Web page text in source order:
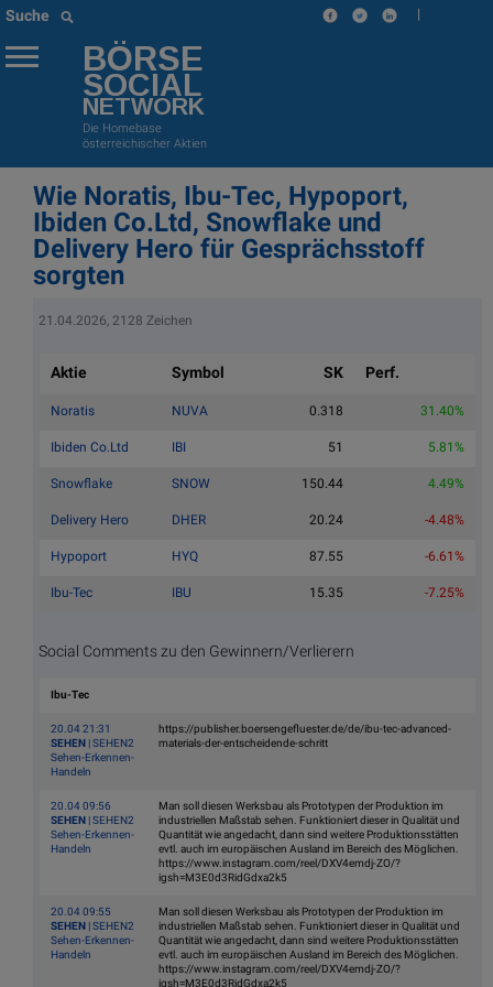
Suche |
BÖRSE
SOCIAL
NETWORK
Die Homebase
österreichischer Aktien
Wie Noratis, Ibu-Tec, Hypoport,
Ibiden Co.Ltd, Snowflake und
Delivery Hero für Gesprächsstoff
sorgten
21.04.2026, 2128 Zeichen
Aktie Symbol SK Perf.
Noratis NUVA 0.318 31.40%
Ibiden Co.Ltd IBI 51 5.81%
Snowflake SNOW 150.44 4.49%
Delivery Hero DHER 20.24 -4.48%
Hypoport HYQ 87.55 -6.61%
Ibu-Tec IBU 15.35 -7.25%
Social Comments zu den Gewinnern/Verlierern
Ibu-Tec
20.04 21:31
SEHEN | SEHEN2
Sehen-Erkennen-
Handeln
https://publisher.boersengefluester.de/de/ibu-tec-advanced-
materials-der-entscheidende-schritt
20.04 09:56
SEHEN | SEHEN2
Sehen-Erkennen-
Handeln
Man soll diesen Werksbau als Prototypen der Produktion im
industriellen Maßstab sehen. Funktioniert dieser in Qualität und
Quantität wie angedacht, dann sind weitere Produktionsstätten
evtl. auch im europäischen Ausland im Bereich des Möglichen.
https://www.instagram.com/reel/DXV4emdj-ZO/?
igsh=M3E0d3RidGdxa2k5
20.04 09:55
SEHEN | SEHEN2
Sehen-Erkennen-
Handeln
Man soll diesen Werksbau als Prototypen der Produktion im
industriellen Maßstab sehen. Funktioniert dieser in Qualität und
Quantität wie angedacht, dann sind weitere Produktionsstätten
evtl. auch im europäischen Ausland im Bereich des Möglichen.
https://www.instagram.com/reel/DXV4emdj-ZO/?
igsh=M3E0d3RidGdxa2k5